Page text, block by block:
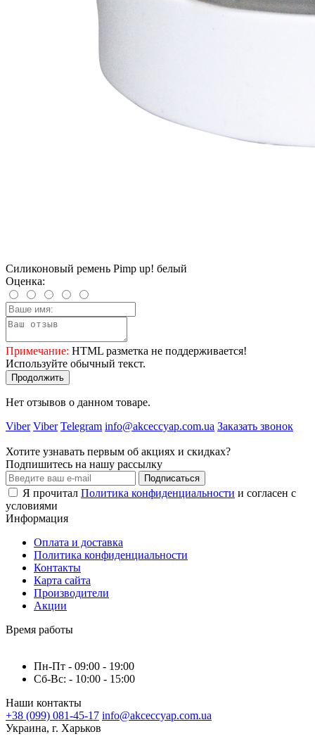
Силиконовый ремень Pimp up! белый
Оценка:
Примечание: HTML разметка не поддерживается!
Используйте обычный текст.
Продолжить
Нет отзывов о данном товаре.
Viber Viber Telegram info@akceccyap.com.ua Заказать звонок
Хотите узнавать первым об акциях и скидках?
Подпишитесь на нашу рассылку
Подписаться
Я прочитал Политика конфиденциальности и согласен с
условиями
Информация
Оплата и доставка
Политика конфиденциальности
Контакты
Карта сайта
Производители
Акции
Время работы
Пн-Пт - 09:00 - 19:00
Сб-Вс: - 10:00 - 15:00
Наши контакты
+38 (099) 081-45-17 info@akceccyap.com.ua
Украина, г. Харьков